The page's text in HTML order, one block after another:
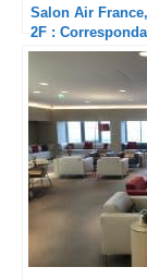
Salon Air
2F :